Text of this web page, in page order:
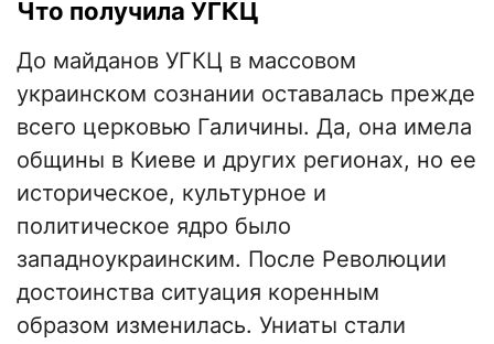
Что получила УГКЦ
До майданов УГКЦ в массовом
украинском сознании оставалась прежде
всего церковью Галичины. Да, она имела
общины в Киеве и других регионах, но ее
историческое, культурное и
политическое ядро было
западноукраинским. После Революции
достоинства ситуация коренным
образом изменилась. Униаты стали